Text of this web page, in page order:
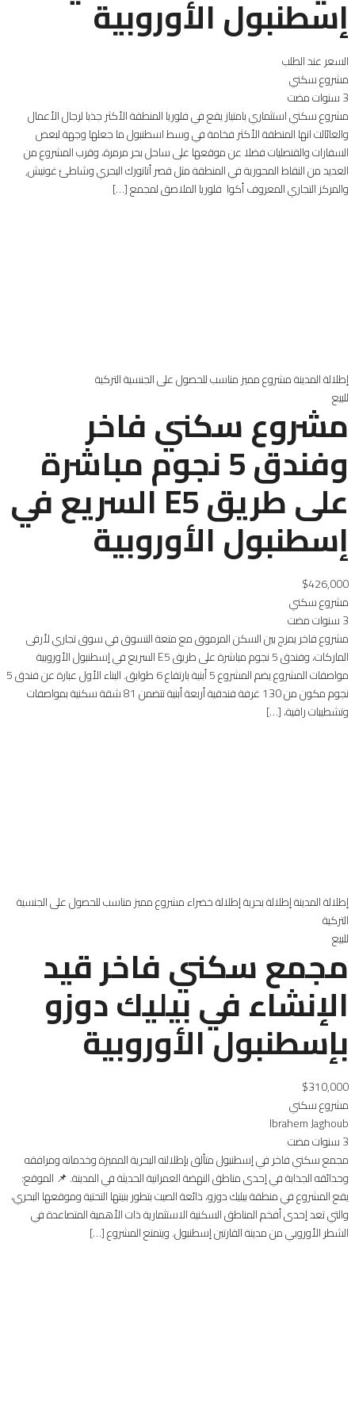
إسطنبول الأوروبية
السعر عند الطلب
مشروع سكني
3 سنوات مضت
مشروع سكني استثماري بامتياز يقع في فلوريا المنطقة الأكثر جذبا لرجال الأعمال
والعائالت انها المنطقة الأكثر فخامة في وسط اسطنبول ما جعلها وجهة لبعض
السفارات والقنصليات فضلا عن موقعها على ساحل بحر مرمرة، وقرب المشروع من
العديد من النقاط المحورية في المنطقة مثل قصر أتاتورك البحري وشاطئ غونيش,
والمركز التجاري المعروف أكوا فلوريا الملاصق لمجمع […]
إطلالة المدينةمشروع مميزمناسب للحصول على الجنسية التركية
للبيع
مشروع سكني فاخر
وفندق 5 نجوم مباشرة
على طريق E5 السريع في
إسطنبول الأوروبية
$426,000
مشروع سكني
3 سنوات مضت
مشروع فاخر يمزج بين السكن المرموق مع متعة التسوق في سوق تجاري لأرقى
الماركات، وفندق 5 نجوم مباشرة على طريق E5 السريع في إسطنبول الأوروبية
مواصفات المشروع يضم المشروع 5 أبنية بارتفاع 6 طوابق. البناء الأول عبارة عن فندق 5
نجوم مكون من 130 غرفة فندقية أربعة أبنية تتضمن 81 شقة سكنية بمواصفات
وتشطيبات راقية، […]
إطلالة المدينةإطلالة بحريةإطلالة خضراءمشروع مميزمناسب للحصول على الجنسية
التركية
للبيع
مجمع سكني فاخر قيد
الإنشاء في بيليك دوزو
بإسطنبول الأوروبية
$310,000
مشروع سكني
Ibrahem Jaghoub
3 سنوات مضت
مجمع سكني فاخر في إسطنبول متألق بإطلالته البحرية المميزة وخدماته ومرافقه
وحدائقه الجذابة في إحدى مناطق النهضة العمرانية الحديثة في المدينة. 📌 الموقع:
يقع المشروع في منطقة بيليك دوزو، ذائعة الصيت بتطور بنيتها التحتية وموقعها البحري،
والتي تعد إحدى أفخم المناطق السكنية الاستثمارية ذات الأهمية المتصاعدة في
الشطر الأوروبي من مدينة القارتين إسطنبول. ويتمتع المشروع […]